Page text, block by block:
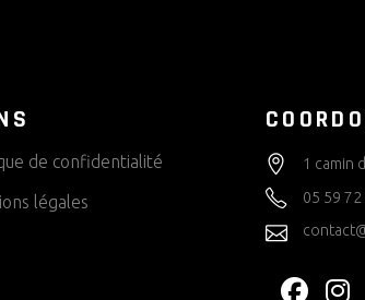
de confidentialité
légales
1 camin
05 59 72